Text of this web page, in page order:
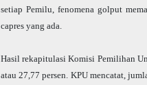
setiap Pemilu, fenomena golput
capres yang ada.
Hasil rekapitulasi Komisi Pemilihan
atau 27,77 persen. KPU mencatat,